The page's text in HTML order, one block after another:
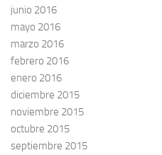
junio 2016
mayo 2016
marzo 2016
febrero 2016
enero 2016
diciembre 2015
noviembre 2015
octubre 2015
septiembre 2015